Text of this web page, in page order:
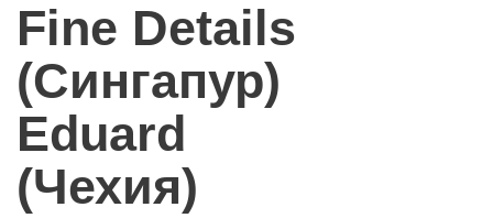
Fine Details
(Сингапур)
Eduard
(Чехия)